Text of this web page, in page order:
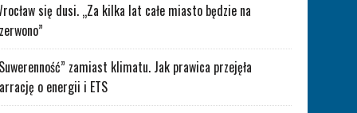
się dusi. „Za kilka lat całe miasto będzie na
zamiast klimatu. Jak prawica przejęła
o energii i ETS